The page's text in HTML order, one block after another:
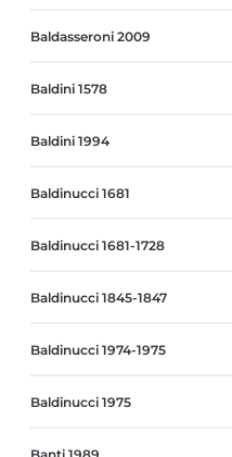
Baldasseroni 2009
Baldini 1578
Baldini 1994
Baldinucci 1681
Baldinucci 1681-1728
Baldinucci 1845-1847
Baldinucci 1974-1975
Baldinucci 1975